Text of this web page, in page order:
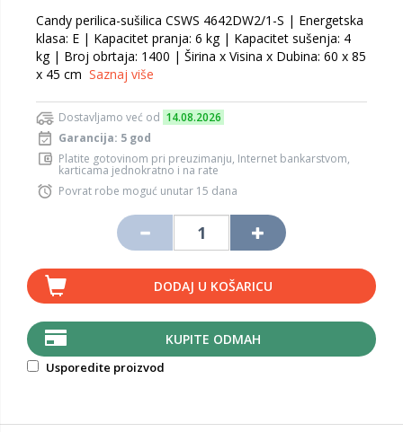
Candy perilica-sušilica CSWS 4642DW2/1-S | Energetska
klasa: E | Kapacitet pranja: 6 kg | Kapacitet sušenja: 4
kg | Broj obrtaja: 1400 | Širina x Visina x Dubina: 60 x 85
x 45 cm Saznaj više
Dostavljamo već od 14.08.2026
Garancija: 5 god
Platite gotovinom pri preuzimanju, Internet bankarstvom,
karticama jednokratno i na rate
Povrat robe moguć unutar 15 dana
DODAJ U KOŠARICU
KUPITE ODMAH
Usporedite proizvod